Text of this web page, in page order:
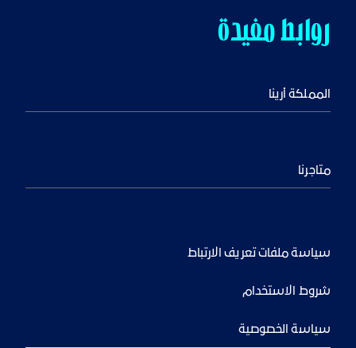
روابط مفيدة
المملكة أرينا
متاجرنا
سياسة ملفات تعريف الارتباط
شروط الاستخدام
سياسة الخصوصية